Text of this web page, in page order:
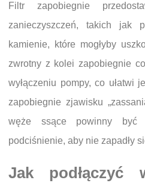
Filtr zapobiegnie
zanieczyszczeń, takich jak
kamienie, które mogłyby
zwrotny z kolei zapobiegnie
wyłączeniu pompy, co ułatwi
zapobiegnie zjawisku
węże ssące powinny
podciśnienie, aby nie zapadły
Jak podłączyć